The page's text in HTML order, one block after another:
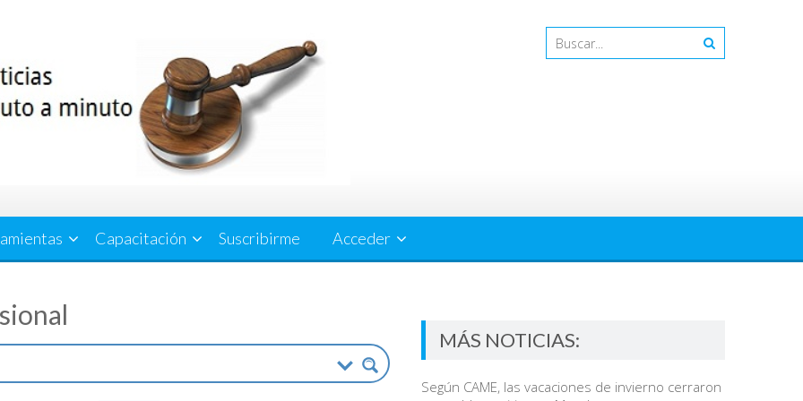
Capacitación Suscribirme Acceder
MÁS NOTICIAS:
Según CAME, las vacaciones de invierno cerraron